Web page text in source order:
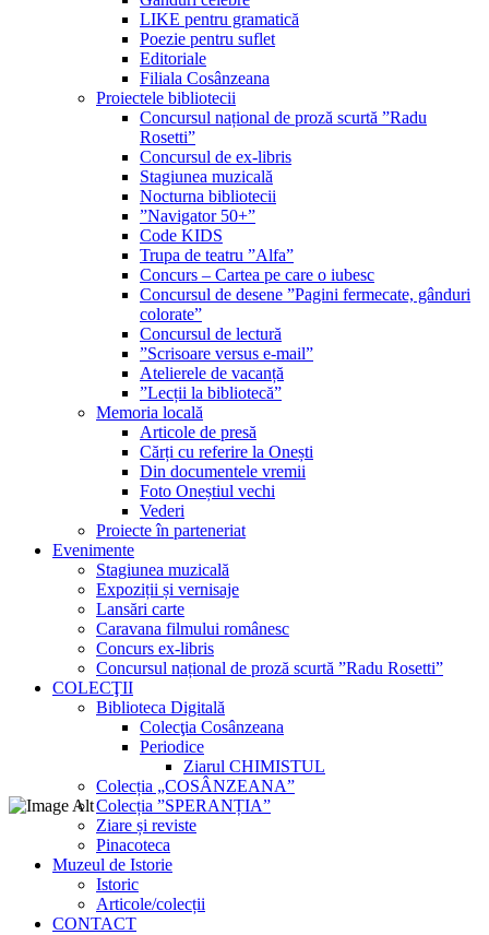
LIKE pentru gramatică
Poezie pentru suflet
Editoriale
Filiala Cosânzeana
Proiectele bibliotecii
Concursul național de proză scurtă ”Radu
Rosetti”
Concursul de ex-libris
Stagiunea muzicală
Nocturna bibliotecii
”Navigator 50+”
Code KIDS
Trupa de teatru ”Alfa”
Concurs – Cartea pe care o iubesc
Concursul de desene ”Pagini fermecate, gânduri
colorate”
Concursul de lectură
”Scrisoare versus e-mail”
Atelierele de vacanță
”Lecții la bibliotecă”
Memoria locală
Articole de presă
Cărți cu referire la Onești
Din documentele vremii
Foto Oneștiul vechi
Vederi
Proiecte în parteneriat
Evenimente
Stagiunea muzicală
Expoziții și vernisaje
Lansări carte
Caravana filmului românesc
Concurs ex-libris
Concursul național de proză scurtă ”Radu Rosetti”
COLECŢII
Biblioteca Digitală
Colecţia Cosânzeana
Periodice
Ziarul CHIMISTUL
Colecția „COSÂNZEANA”
Colecția ”SPERANȚIA”
Ziare și reviste
Pinacoteca
Muzeul de Istorie
Istoric
Articole/colecții
CONTACT